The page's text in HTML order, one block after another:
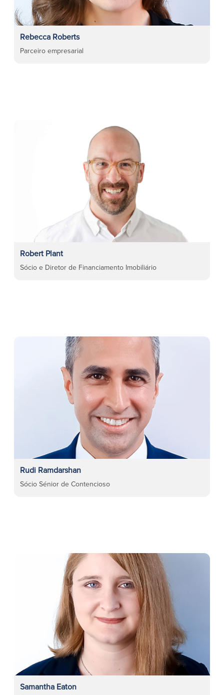
Rebecca Roberts
Parceiro empresarial
Robert Plant
Sócio e Diretor de Financiamento Imobiliário
Rudi Ramdarshan
Sócio Sénior de Contencioso
Samantha Eaton